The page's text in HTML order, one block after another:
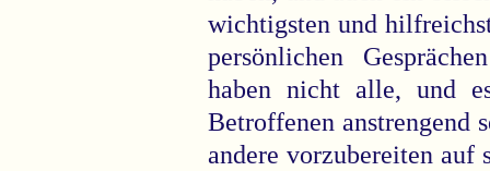
wichtigsten und
persönlichen
haben nicht alle, und
Betroffenen anstrengend
andere vorzubereiten auf